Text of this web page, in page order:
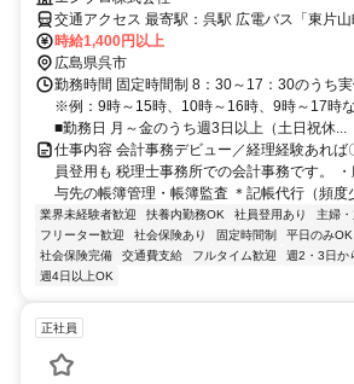
も！交通アクセス 最寄駅：呉駅 広電バス「東片山町 徒歩2分」 ＪＲ呉線
「呉駅 徒歩23分」 所在地：広島県呉市西中央 ※自転車通勤OK（バ
イク要相談）
時給1,400円以上
広島県呉市
勤務時間 固定時間制 8：30～17：30のうち実
※例：9時～15時、10時～16時、9時～17時
■勤務日 月～金のうち週3日以上（土日祝休...
仕事内容 会計事務デビュー／経理経験あれ
員登用も 税理士事務所での会計事務です。
与先の帳簿管理・帳簿監査 ＊記帳代行（頻度
業界未経験者歓迎 扶養内勤務OK 社員登用あり 主婦
フリーター歓迎
社会保険あり 固定時間制 平日のみOK
社会保険完備
交通費支給 フルタイム歓迎 週2・3日か
週4日以上OK
正社員